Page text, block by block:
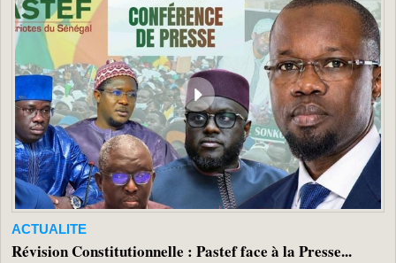
ACTUALITE
Révision Constitutionnelle : Pastef face à la Presse...